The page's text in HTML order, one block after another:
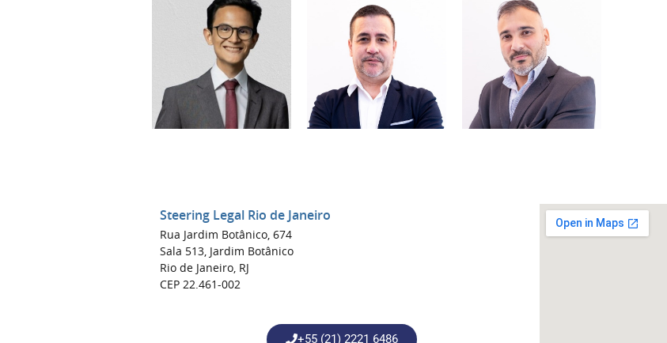
Steering Legal Rio de Janeiro
Rua Jardim Botânico, 674
Sala 513, Jardim Botânico
Rio de Janeiro, RJ
CEP 22.461-002
+55 (21) 2221 6486